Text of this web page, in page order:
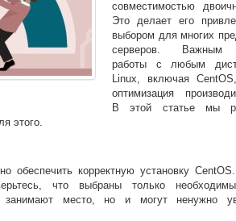
совместимостью
Это делает его
выбором для многих
серверов. Важным
работы с любым
Linux, включая
оптимизация
В этой статье мы
этого.
обеспечить корректную установку
что выбраны только
место, но и могут ненужно